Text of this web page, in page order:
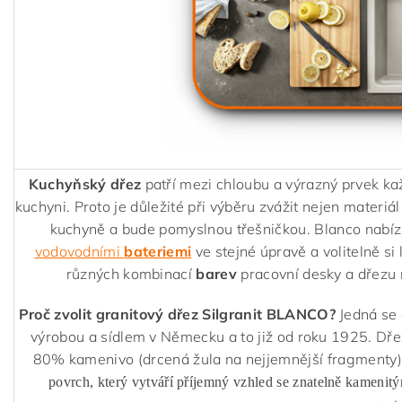
Kuchyňský dřez patří mezi chloubu a výrazný prvek
kuchyni. Proto je důležité při výběru zvážit nejen
kuchyně a bude pomyslnou třešničkou. Blanco
vodovodními bateriemi ve stejné úpravě a volitelně
různých kombinací barev pracovní desky a dřezu
Proč zvolit granitový dřez Silgranit BLANCO? Jedná
výrobou a sídlem v Německu a to již od roku 1925.
80% kamenivo (drcená žula na nejjemnější
povrch, který vytváří příjemný vzhled se znatelně